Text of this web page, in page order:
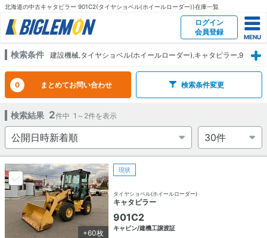
北海道の中古キャタピラー 901C2(タイヤショベル(ホイールローダー))在庫一覧
ログイン
会員登録
検索条件
建設機械,タイヤショベル(ホイールローダー),キャタピラー,9
0 まとめてお問い合わせ 検索条件変更
検索結果 2件中 1～2件を表示
+60枚
現状
タイヤショベル(ホイールローダー)
キャタピラー
901C2
キャビン/建機工譲渡証